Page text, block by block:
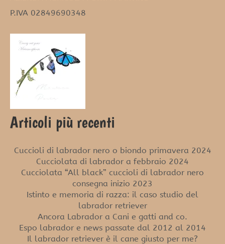
P.IVA 02849690348
Articoli più recenti
Cuccioli di labrador nero o biondo primavera 2024
Cucciolata di labrador a febbraio 2024
Cucciolata “All black” cuccioli di labrador nero
consegna inizio 2023
Istinto e memoria di razza: il caso studio del
labrador retriever
Ancora Labrador a Cani e gatti and co.
Espo labrador e news passate dal 2012 al 2014
Il labrador retriever è il cane giusto per me?